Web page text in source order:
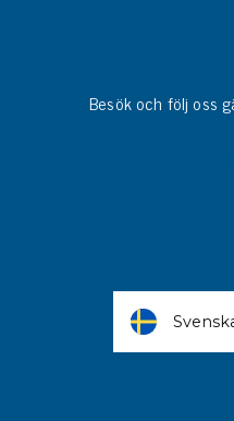
Besök och följ oss